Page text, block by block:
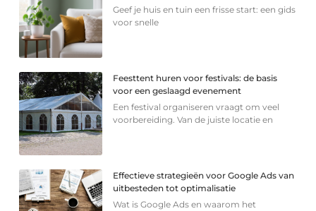
Geef je huis en tuin een frisse start: een gids
voor snelle
Feesttent huren voor festivals: de basis
voor een geslaagd evenement
Een festival organiseren vraagt om veel
voorbereiding. Van de juiste locatie en
Effectieve strategieën voor Google Ads van
uitbesteden tot optimalisatie
Wat is Google Ads en waarom het